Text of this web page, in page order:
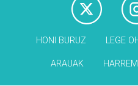
HONI BURUZ LEGE
ARAUAK